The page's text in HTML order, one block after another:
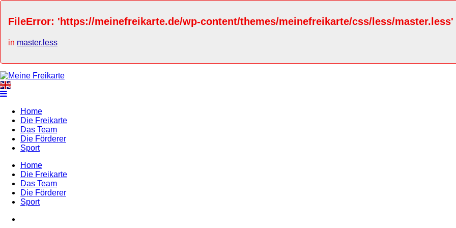
FileError: 'https://meinefreikarte.de/wp-content/themes/meinefreikarte/css/less/
in master.less
Home
Die Freikarte
Das Team
Die Förderer
Sport
Home
Die Freikarte
Das Team
Die Förderer
Sport